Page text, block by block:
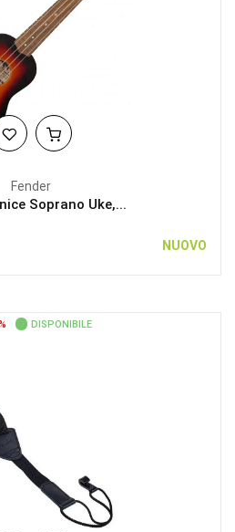
Fender
Soprano Uke,...
NUOVO
DISPONIBILE